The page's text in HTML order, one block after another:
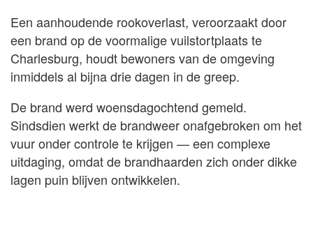
Een aanhoudende rookoverlast, veroorzaakt door
een brand op de voormalige vuilstortplaats te
Charlesburg, houdt bewoners van de omgeving
inmiddels al bijna drie dagen in de greep.
De brand werd woensdagochtend gemeld.
Sindsdien werkt de brandweer onafgebroken om het
vuur onder controle te krijgen — een complexe
uitdaging, omdat de brandhaarden zich onder dikke
lagen puin blijven ontwikkelen.